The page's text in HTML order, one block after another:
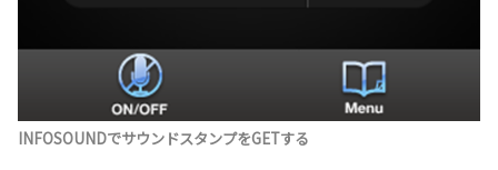
INFOSOUNDでサウンドスタンプをGETする